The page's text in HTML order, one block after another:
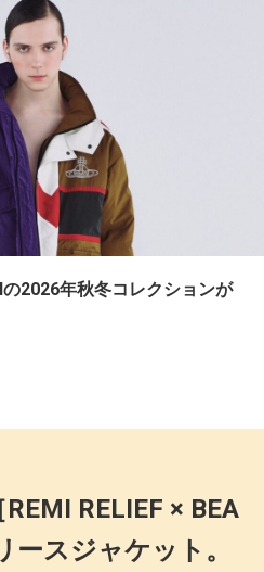
2026年秋冬コレクションが
RELIEF × BEA
ースジャケット。